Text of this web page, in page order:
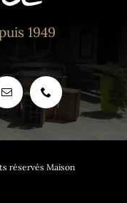
1949
réservés Maison